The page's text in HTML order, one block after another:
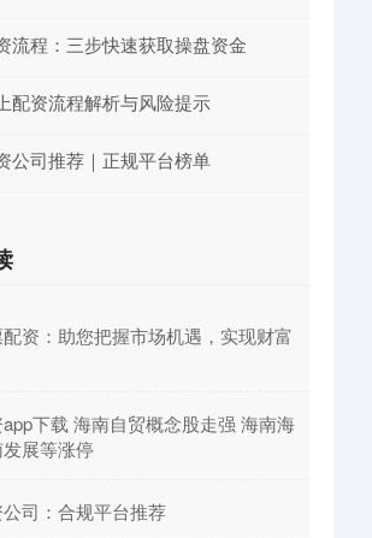
流程：三步快速获取操盘资金
配资流程解析与风险提示
公司推荐｜正规平台榜单
资：助您把握市场机遇，实现财富
下载 海南自贸概念股走强 海南海
展等涨停
司：合规平台推荐